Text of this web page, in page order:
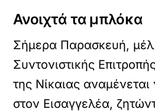
Ανοιχτά τα μπλόκα
Σήμερα Παρασκευή,
Συντονιστικής
της Νίκαιας
στον Εισαγγελέα,